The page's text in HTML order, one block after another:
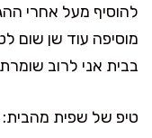
להוסיף מעל אחרי
מוסיפה עוד שן שום
בבית אני לרוב
טיפ של שפית